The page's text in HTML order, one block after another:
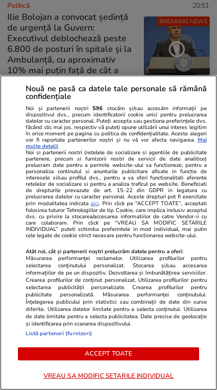
BREAKING NEWS
Politică 20:51
Ilie Bolojan a convocat ședință
de urgență la Guvern:
Executivul deblochează peste
6.800 de posturi în spitale și la
Ambulanță, cu aproximativ
10% mai puțin față de cât a
Politică 19:33
Ilie Bolojan retrage HG-ul pe
Biodiversitate și trimite legea în
Parlament: „O penalitate de 1
miliard de euro este de
neasumat”
PARTENERI
Fosta juristă de la spitalul de
unității medicale peste 100.000
de ani.
Nouă ne pasă ca datele tale personale să rămână
confidențiale
Noi și partenerii noștri 596 stocăm și/sau accesăm informații pe
dispozitivul dvs., precum identificatorii cookie unici pentru prelucrarea
datelor cu caracter personal. Puteți accepta sau gestiona preferințele dvs.
făcând clic mai jos, respectiv vă puteți opune utilizării unui interes legitim
în orice moment pe pagina cu politica de confidențialitate. Aceste alegeri
vor fi raportate partenerilor noștri și nu vă vor afecta navigarea. Mai
multe detalii
Noi si partenerii nostri (retelele de socializare si agentiile de publicitate
partenere, precum si furnizorii nostri de servicii de date analitice)
prelucram date pentru a permite website-ului sa functioneze, pentru a
personaliza continutul si anunturile publicitare afisate in functie de
interesele si/sau profilul dvs., pentru a va oferi functionalitati aferente
retelelor de socializare si pentru a analiza traficul pe website. Beneficiati
de drepturile prevazute de art. 15-22 din GDPR in legatura cu
prelucrarea datelor cu caracter personal. Aceste drepturi pot fi exercitate
prin modalitatea indicataaici. Prin click pe “ACCEPT TOATE”, acceptati
folosirea tuturor Tehnologiilor de tip Cookie, care implica inclusiv acceptul
dvs. cu privire la stocarea/accesarea informatiilor de catre Vendor-ii cu
care colaboram. Prin click pe “VREAU SA MODIFIC SETARILE
INDIVIDUAL” puteti schimba preferintele in mod individual, mai putin
cele legate de cookie strict necesare pentru functionarea website-ului.
Atât noi, cât și partenerii noștri prelucrăm datele pentru a oferi:
Măsurarea performanței reclamelor. Utilizarea profilurilor pentru
selectarea conținutului personalizat. Stocarea și/sau accesarea
informațiilor de pe un dispozitiv. Dezvoltarea și îmbunătățirea serviciilor.
Crearea profilurilor de conținut personalizat. Utilizarea profilurilor pentru
selectarea publicității personalizate. Crearea profilurilor pentru
publicitate personalizată. Măsurarea performanței conținutului.
Înțelegerea publicului prin statistici sau combinații de date din surse
diferite. Utilizarea datelor limitate pentru a selecta conținutul. Utilizarea
de date limitate pentru a selecta publicitatea. Date precise de geolocație
și identificarea prin scanarea dispozitivului.
Listă parteneri (furnizori)
ACCEPT TOATE
VREAU SA MODIFIC SETARILE INDIVIDUAL